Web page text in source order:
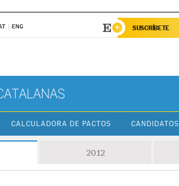
ENG SUSCRÍBETE
CALCULADORA DE PACTOS CANDIDATOS
2012